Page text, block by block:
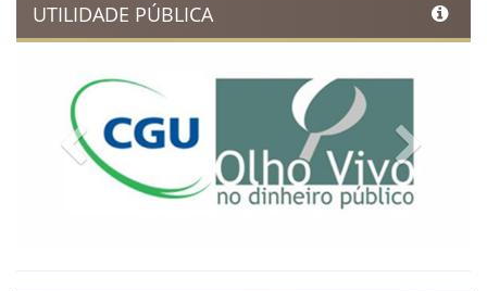
UTILIDADE PÚBLICA
Previous